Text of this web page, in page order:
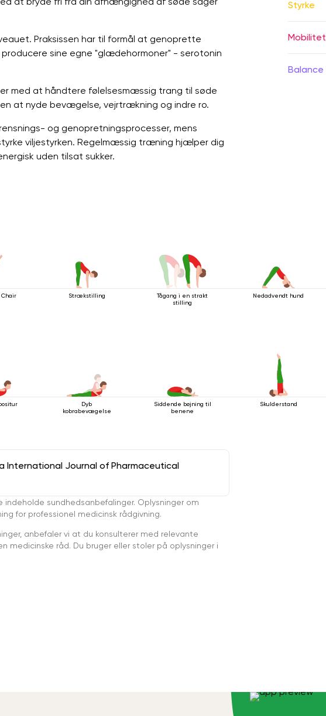
Praksissen har til formål at genoprette
sine egne "glædehormoner" - serotonin
med at håndtere følelsesmæssig trang til søde
at nyde bevægelse, vejrtrækning og indre ro.
og genopretningsprocesser, mens
viljestyrken. Regelmæssig træning hjælper dig
uden tilsat sukker.
Styrke
Mobilitet
Balance
Chair
Strækstilling
Tågang i en strakt
stilling
Nedadvendt hund
Dyb
kobrabevægelse
Siddende bøjning til
benene
Skulderstand
International Journal of Pharmaceutical
sundhedsanbefalinger. Oplysninger om
for professionel medicinsk rådgivning.
anbefaler vi at du konsulterer med relevante
medicinske råd. Du bruger eller stoler på oplysninger i